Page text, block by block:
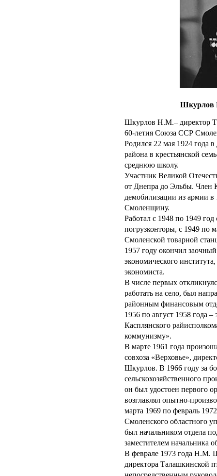
Шкурлов
Шкурлов Н.М.– директор
60-летия Союза ССР
Родился 22 мая 1924 года
района в крестьянской
среднюю школу.
Участник Великой
от Днепра до Эльбы. Член
демобилизации из армии в
Смоленщину.
Работал с 1948 по 1949
погрузконторы, с 1949 по
Смоленской товарной
1957 году окончил
экономического
экономиста.
В числе первых
работать на село, был
районным финансовым
1956 по август 1958 года –
Касплянского
коммунизму».
В марте 1961 года
совхоза «Верховье»,
Шкурлов. В 1966 году за
сельскохозяйственного
он был удостоен первого
возглавлял опытно-
марта 1969 по февраль
Смоленского областного
был начальником отдела
заместителем начальника
В феврале 1973 года Н.М.
директора Талашкинской